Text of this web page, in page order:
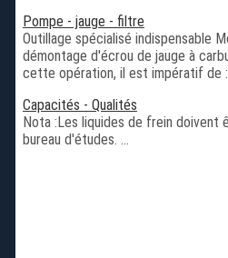
Pompe - jauge - filtre
Outillage spécialisé indispensable
démontage d'écrou de jauge à
cette opération, il est impératif de
Capacités - Qualités
Nota :Les liquides de frein doivent
bureau d'études. ...